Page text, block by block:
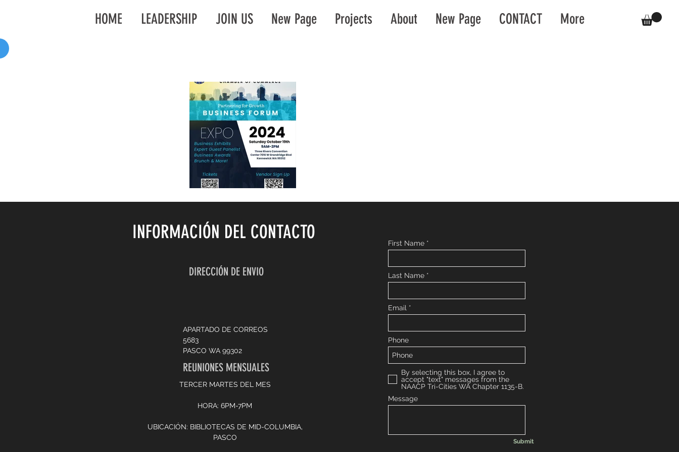
HOME LEADERSHIP JOIN US New Page Projects About New Page CONTACT More
INFORMACIÓN DEL CONTACTO
DIRECCIÓN DE ENVIO
APARTADO DE CORREOS
5683
PASCO WA 99302
REUNIONES MENSUALES
TERCER MARTES DEL MES
HORA: 6PM-7PM
UBICACIÓN: BIBLIOTECAS DE MID-COLUMBIA,
PASCO
First Name
Last Name
Email
Phone
By selecting this box, I agree to
accept "text" messages from the
NAACP Tri-Cities WA Chapter 1135-B.
Message
Submit